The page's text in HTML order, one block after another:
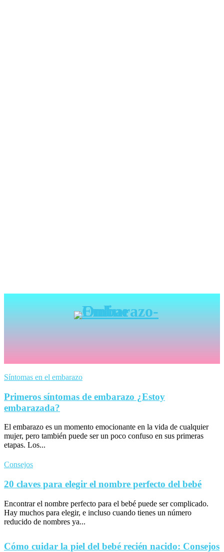
Síntomas en el embarazo
Primeros síntomas de embarazo ¿Estoy
embarazada?
El embarazo es un momento emocionante en la vida de cualquier
mujer, pero también puede ser un poco confuso en sus primeras
etapas. Los...
Consejos
20 claves para elegir el nombre perfecto del bebé
Encontrar el nombre perfecto para el bebé puede ser complicado.
Hay muchos para elegir, e incluso cuando tienes un número
reducido de nombres ya...
Cómo cuidar la piel del bebé recién nacido: Consejos